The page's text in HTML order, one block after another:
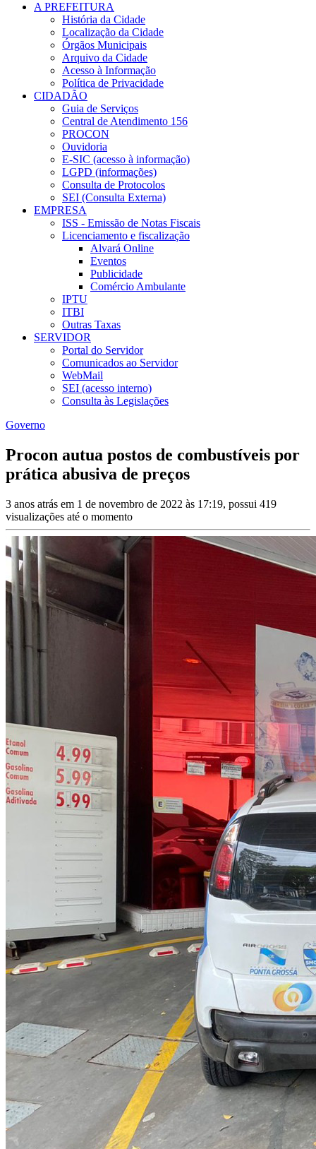
A PREFEITURA
História da Cidade
Localização da Cidade
Órgãos Municipais
Arquivo da Cidade
Acesso à Informação
Política de Privacidade
CIDADÃO
Guia de Serviços
Central de Atendimento 156
PROCON
Ouvidoria
E-SIC (acesso à informação)
LGPD (informações)
Consulta de Protocolos
SEI (Consulta Externa)
EMPRESA
ISS - Emissão de Notas Fiscais
Licenciamento e fiscalização
Alvará Online
Eventos
Publicidade
Comércio Ambulante
IPTU
ITBI
Outras Taxas
SERVIDOR
Portal do Servidor
Comunicados ao Servidor
WebMail
SEI (acesso interno)
Consulta às Legislações
Governo
Procon autua postos de combustíveis por
prática abusiva de preços
3 anos atrás em 1 de novembro de 2022 às 17:19, possui 419
visualizações até o momento